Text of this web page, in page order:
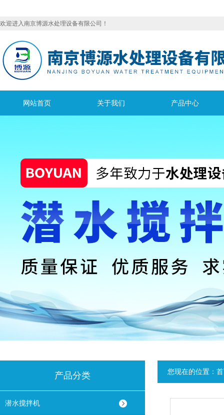
欢迎进入南京博源水处理设备有限公司！
网站首页 关于我们 产品中心
产品分类
潜水搅拌机
您现在的位置：